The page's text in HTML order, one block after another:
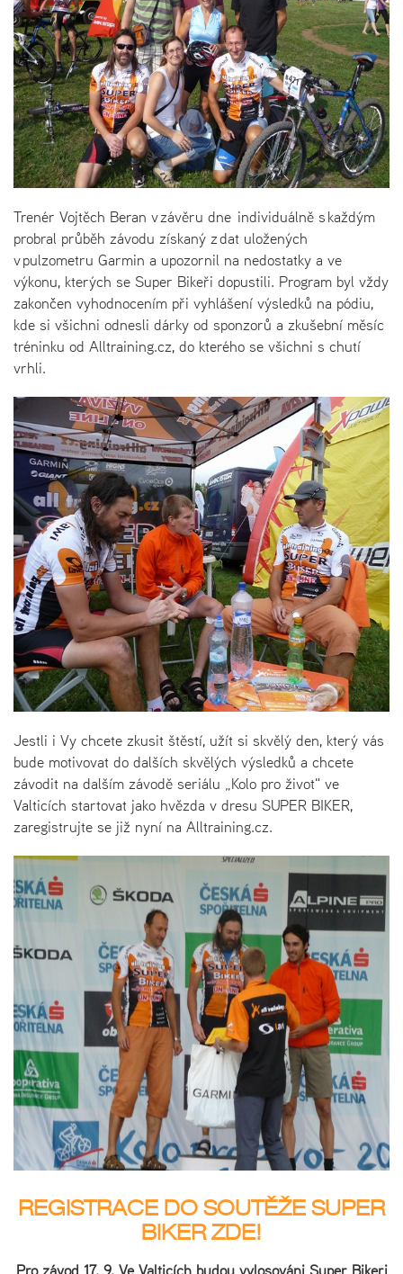
Trenér Vojtěch Beran v závěru dne individuálně s každým
probral průběh závodu získaný z dat uložených
v pulzometru Garmin a upozornil na nedostatky a ve
výkonu, kterých se Super Bikeři dopustili. Program byl vždy
zakončen vyhodnocením při vyhlášení výsledků na pódiu,
kde si všichni odnesli dárky od sponzorů a zkušební měsíc
tréninku od Alltraining.cz, do kterého se všichni s chutí
vrhli.
Jestli i Vy chcete zkusit štěstí, užít si skvělý den, který vás
bude motivovat do dalších skvělých výsledků a chcete
závodit na dalším závodě seriálu „Kolo pro život" ve
Valticích startovat jako hvězda v dresu SUPER BIKER,
zaregistrujte se již nyní na Alltraining.cz.
REGISTRACE DO SOUTĚŽE SUPER
BIKER ZDE!